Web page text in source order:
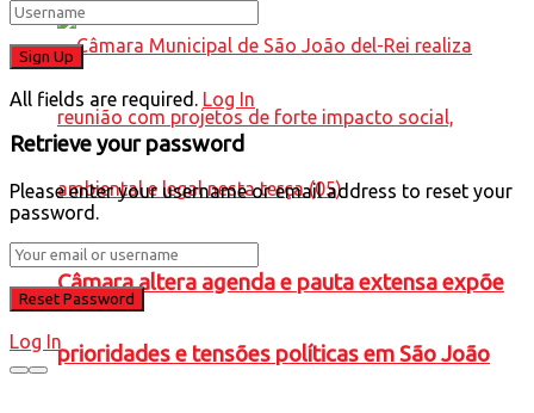
Câmara altera agenda e pauta extensa expõe
prioridades e tensões políticas em São João
All fields are required. Log In
Retrieve your password
Please enter your username or email address to reset your
password.
Log In